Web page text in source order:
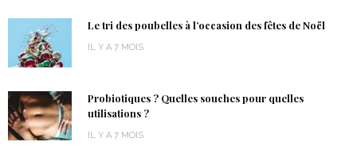
Le tri des poubelles à l’occasion des fêtes de Noël
IL Y A 7 MOIS
Probiotiques ? Quelles souches pour quelles
utilisations ?
IL Y A 7 MOIS